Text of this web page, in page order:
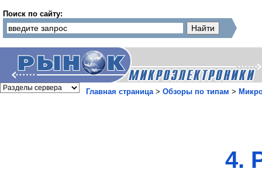
Поиск по сайту:
Главная страница> Обзоры по типам >
4.